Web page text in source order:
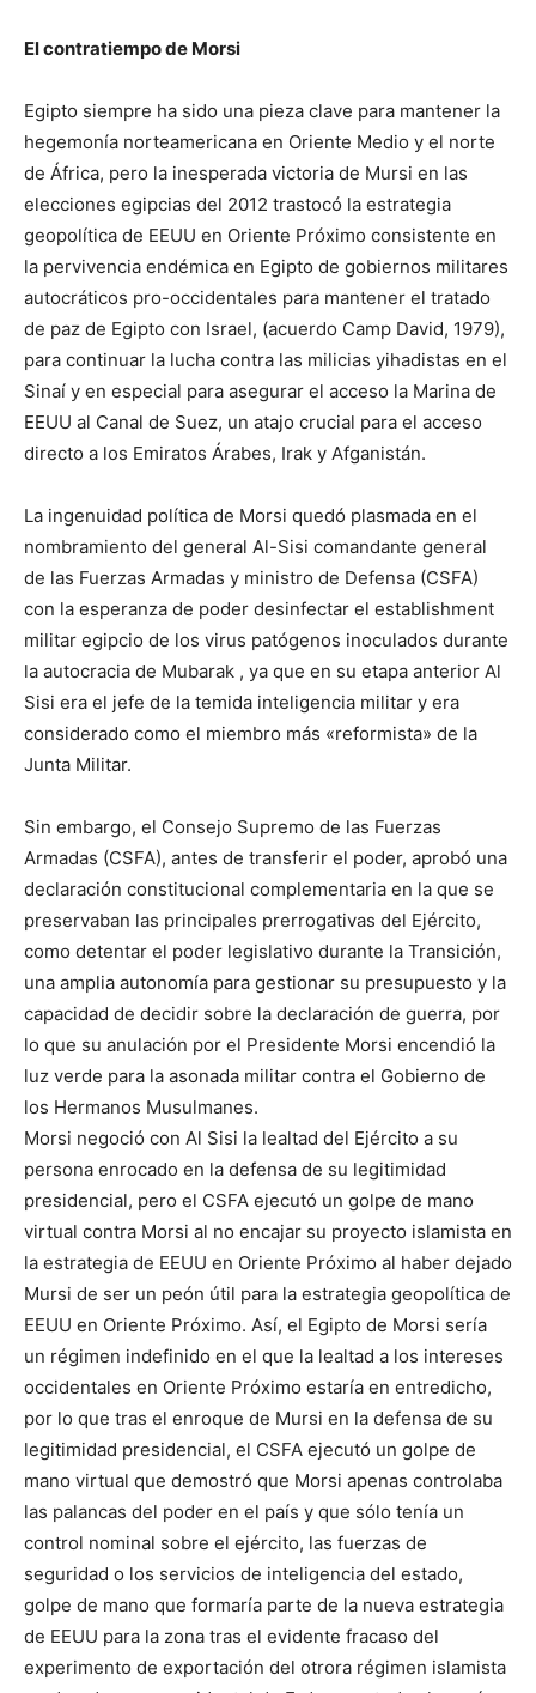
El contratiempo de Morsi
Egipto siempre ha sido una pieza clave para mantener la
hegemonía norteamericana en Oriente Medio y el norte
de África, pero la inesperada victoria de Mursi en las
elecciones egipcias del 2012 trastocó la estrategia
geopolítica de EEUU en Oriente Próximo consistente en
la pervivencia endémica en Egipto de gobiernos militares
autocráticos pro-occidentales para mantener el tratado
de paz de Egipto con Israel, (acuerdo Camp David, 1979),
para continuar la lucha contra las milicias yihadistas en el
Sinaí y en especial para asegurar el acceso la Marina de
EEUU al Canal de Suez, un atajo crucial para el acceso
directo a los Emiratos Árabes, Irak y Afganistán.
La ingenuidad política de Morsi quedó plasmada en el
nombramiento del general Al-Sisi comandante general
de las Fuerzas Armadas y ministro de Defensa (CSFA)
con la esperanza de poder desinfectar el establishment
militar egipcio de los virus patógenos inoculados durante
la autocracia de Mubarak , ya que en su etapa anterior Al
Sisi era el jefe de la temida inteligencia militar y era
considerado como el miembro más «reformista» de la
Junta Militar.
Sin embargo, el Consejo Supremo de las Fuerzas
Armadas (CSFA), antes de transferir el poder, aprobó una
declaración constitucional complementaria en la que se
preservaban las principales prerrogativas del Ejército,
como detentar el poder legislativo durante la Transición,
una amplia autonomía para gestionar su presupuesto y la
capacidad de decidir sobre la declaración de guerra, por
lo que su anulación por el Presidente Morsi encendió la
luz verde para la asonada militar contra el Gobierno de
los Hermanos Musulmanes.
Morsi negoció con Al Sisi la lealtad del Ejército a su
persona enrocado en la defensa de su legitimidad
presidencial, pero el CSFA ejecutó un golpe de mano
virtual contra Morsi al no encajar su proyecto islamista en
la estrategia de EEUU en Oriente Próximo al haber dejado
Mursi de ser un peón útil para la estrategia geopolítica de
EEUU en Oriente Próximo. Así, el Egipto de Morsi sería
un régimen indefinido en el que la lealtad a los intereses
occidentales en Oriente Próximo estaría en entredicho,
por lo que tras el enroque de Mursi en la defensa de su
legitimidad presidencial, el CSFA ejecutó un golpe de
mano virtual que demostró que Morsi apenas controlaba
las palancas del poder en el país y que sólo tenía un
control nominal sobre el ejército, las fuerzas de
seguridad o los servicios de inteligencia del estado,
golpe de mano que formaría parte de la nueva estrategia
de EEUU para la zona tras el evidente fracaso del
experimento de exportación del otrora régimen islamista